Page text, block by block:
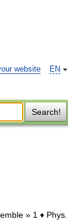
EN
website
Search!
» 1 ♦ Phys.